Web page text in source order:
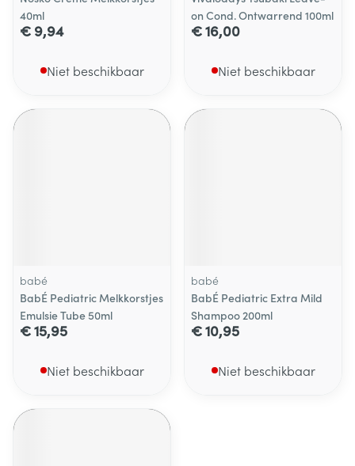
40ml
€ 9,94
Niet beschikbaar
on Cond. Ontwarrend 100ml
€ 16,00
Niet beschikbaar
babé
BabÉ Pediatric Melkkorstjes
Emulsie Tube 50ml
€ 15,95
Niet beschikbaar
babé
BabÉ Pediatric Extra Mild
Shampoo 200ml
€ 10,95
Niet beschikbaar